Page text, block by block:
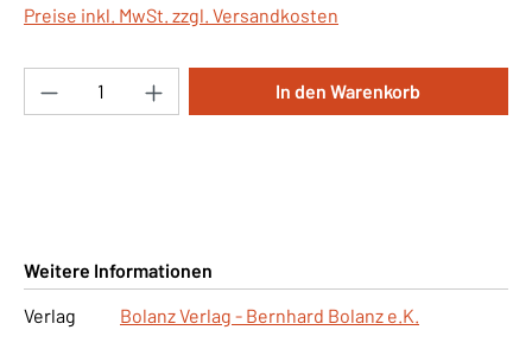
Preise inkl. MwSt. zzgl. Versandkosten
Produkt Anzahl: Gib den gewünschten
In den Warenkorb
Weitere Informationen
Verlag
Bolanz Verlag - Bernhard Bolanz e.K.